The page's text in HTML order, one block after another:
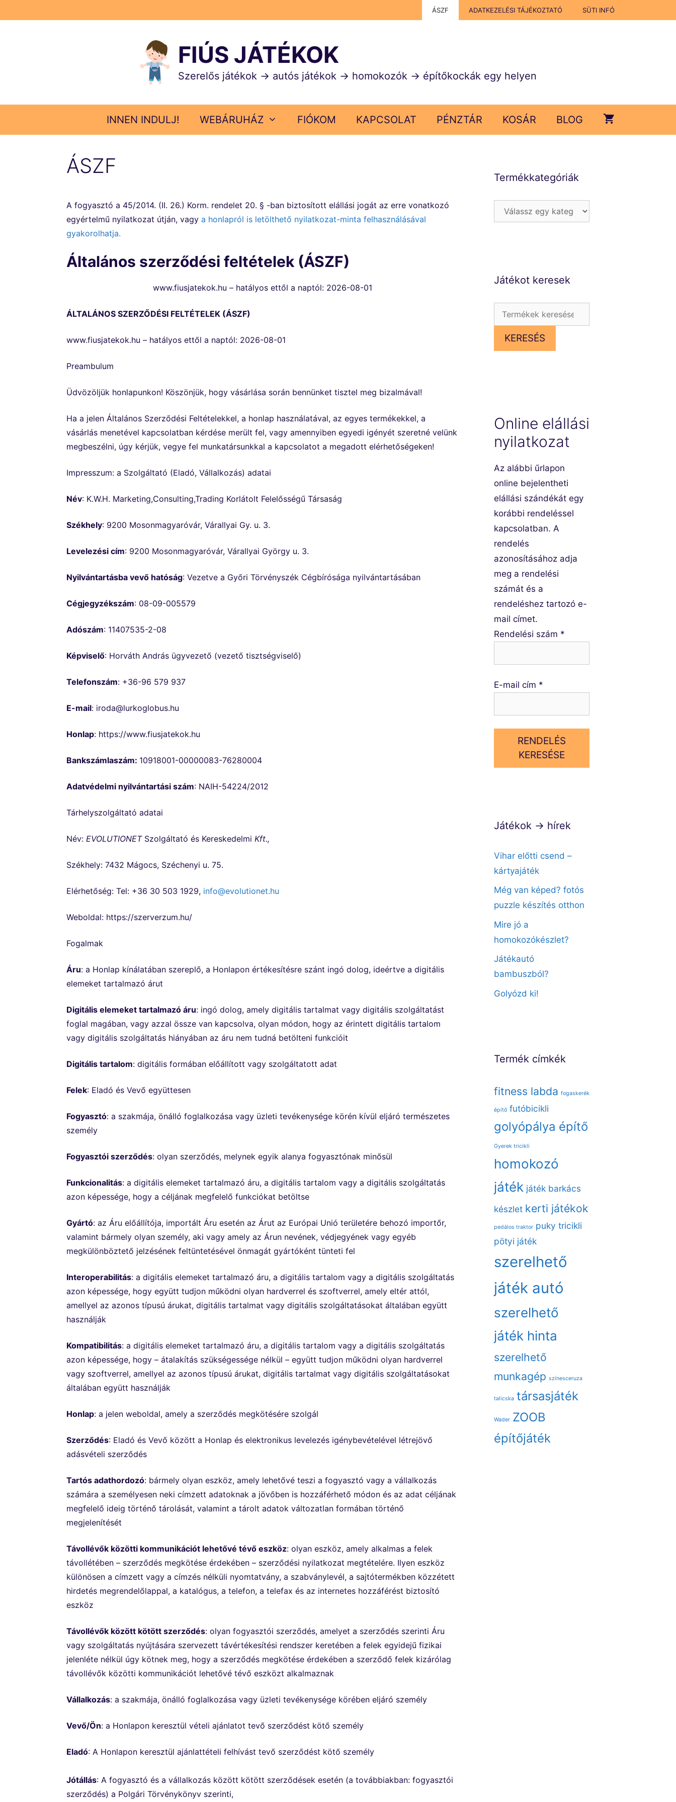
a
ÁSZF ADATKEZELÉSI TÁJÉKOZTATÓ SÜTI INFÓ
FIÚS JÁTÉKOK
Szerelős játékok → autós játékok → homokozók → építőkockák egy helyen
INNEN INDULJ! WEBÁRUHÁZ FIÓKOM KAPCSOLAT PÉNZTÁR KOSÁR BLOG
ÁSZF
A fogyasztó a 45/2014. (II. 26.) Korm. rendelet 20. § -ban biztosított elállási jogát az erre vonatkozó
egyértelmű nyilatkozat útján, vagy a honlapról is letölthető nyilatkozat-minta felhasználásával
gyakorolhatja.
Általános szerződési feltételek (ÁSZF)
www.fiusjatekok.hu – hatályos ettől a naptól: 2026-08-01
ÁLTALÁNOS SZERZŐDÉSI FELTÉTELEK (ÁSZF)
www.fiusjatekok.hu – hatályos ettől a naptól: 2026-08-01
Preambulum
Üdvözöljük honlapunkon! Köszönjük, hogy vásárlása során bennünket tisztel meg bizalmával!
Ha a jelen Általános Szerződési Feltételekkel, a honlap használatával, az egyes termékekkel, a
vásárlás menetével kapcsolatban kérdése merült fel, vagy amennyiben egyedi igényét szeretné velünk
megbeszélni, úgy kérjük, vegye fel munkatársunkkal a kapcsolatot a megadott elérhetőségeken!
Impresszum: a Szolgáltató (Eladó, Vállalkozás) adatai
Név: K.W.H. Marketing,Consulting,Trading Korlátolt Felelősségű Társaság
Székhely: 9200 Mosonmagyaróvár, Várallyai Gy. u. 3.
Levelezési cím: 9200 Mosonmagyaróvár, Várallyai György u. 3.
Nyilvántartásba vevő hatóság: Vezetve a Győri Törvényszék Cégbírósága nyilvántartásában
Cégjegyzékszám: 08-09-005579
Adószám: 11407535-2-08
Képviselő: Horváth András ügyvezető (vezető tisztségviselő)
Telefonszám: +36-96 579 937
E-mail: iroda@lurkoglobus.hu
Honlap: https://www.fiusjatekok.hu
Bankszámlaszám: 10918001-00000083-76280004
Adatvédelmi nyilvántartási szám: NAIH-54224/2012
Tárhelyszolgáltató adatai
Név: EVOLUTIONETSzolgáltató és Kereskedelmi Kft.,
Székhely: 7432 Mágocs, Széchenyi u. 75.
Elérhetőség: Tel: +36 30 503 1929, info@evolutionet.hu
Weboldal: https://szerverzum.hu/
Fogalmak
Áru: a Honlap kínálatában szereplő, a Honlapon értékesítésre szánt ingó dolog, ideértve a digitális
elemeket tartalmazó árut
Digitális elemeket tartalmazó áru: ingó dolog, amely digitális tartalmat vagy digitális szolgáltatást
foglal magában, vagy azzal össze van kapcsolva, olyan módon, hogy az érintett digitális tartalom
vagy digitális szolgáltatás hiányában az áru nem tudná betölteni funkcióit
Digitális tartalom: digitális formában előállított vagy szolgáltatott adat
Felek: Eladó és Vevő együttesen
Fogyasztó: a szakmája, önálló foglalkozása vagy üzleti tevékenysége körén kívül eljáró természetes
személy
Fogyasztói szerződés: olyan szerződés, melynek egyik alanya fogyasztónak minősül
Funkcionalitás: a digitális elemeket tartalmazó áru, a digitális tartalom vagy a digitális szolgáltatás
azon képessége, hogy a céljának megfelelő funkciókat betöltse
Gyártó: az Áru előállítója, importált Áru esetén az Árut az Európai Unió területére behozó importőr,
valamint bármely olyan személy, aki vagy amely az Árun nevének, védjegyének vagy egyéb
megkülönböztető jelzésének feltüntetésével önmagát gyártóként tünteti fel
Interoperabilitás: a digitális elemeket tartalmazó áru, a digitális tartalom vagy a digitális szolgáltatás
azon képessége, hogy együtt tudjon működni olyan hardverrel és szoftverrel, amely eltér attól,
amellyel az azonos típusú árukat, digitális tartalmat vagy digitális szolgáltatásokat általában együtt
használják
Kompatibilitás: a digitális elemeket tartalmazó áru, a digitális tartalom vagy a digitális szolgáltatás
azon képessége, hogy – átalakítás szükségessége nélkül – együtt tudjon működni olyan hardverrel
vagy szoftverrel, amellyel az azonos típusú árukat, digitális tartalmat vagy digitális szolgáltatásokat
általában együtt használják
Honlap: a jelen weboldal, amely a szerződés megkötésére szolgál
Szerződés: Eladó és Vevő között a Honlap és elektronikus levelezés igénybevételével létrejövő
adásvételi szerződés
Tartós adathordozó: bármely olyan eszköz, amely lehetővé teszi a fogyasztó vagy a vállalkozás
számára a személyesen neki címzett adatoknak a jövőben is hozzáférhető módon és az adat céljának
megfelelő ideig történő tárolását, valamint a tárolt adatok változatlan formában történő
megjelenítését
Távollévők közötti kommunikációt lehetővé tévő eszköz: olyan eszköz, amely alkalmas a felek
távollétében – szerződés megkötése érdekében – szerződési nyilatkozat megtételére. Ilyen eszköz
különösen a címzett vagy a címzés nélküli nyomtatvány, a szabványlevél, a sajtótermékben közzétett
hirdetés megrendelőlappal, a katalógus, a telefon, a telefax és az internetes hozzáférést biztosító
eszköz
Távollévők között kötött szerződés: olyan fogyasztói szerződés, amelyet a szerződés szerinti Áru
vagy szolgáltatás nyújtására szervezett távértékesítési rendszer keretében a felek egyidejű fizikai
jelenléte nélkül úgy kötnek meg, hogy a szerződés megkötése érdekében a szerződő felek kizárólag
távollévők közötti kommunikációt lehetővé tévő eszközt alkalmaznak
Vállalkozás: a szakmája, önálló foglalkozása vagy üzleti tevékenysége körében eljáró személy
Vevő/Ön: a Honlapon keresztül vételi ajánlatot tevő szerződést kötő személy
Eladó: A Honlapon keresztül ajánlattételi felhívást tevő szerződést kötő személy
Jótállás: A fogyasztó és a vállalkozás között kötött szerződések esetén (a továbbiakban: fogyasztói
szerződés) a Polgári Törvénykönyv szerinti,
Termékkategóriák
Játékot keresek
Keresés
a
következőre:
KERESÉS
Online elállási
nyilatkozat
Az alábbi űrlapon
online bejelentheti
elállási szándékát egy
korábbi rendeléssel
kapcsolatban. A
rendelés
azonosításához adja
meg a rendelési
számát és a
rendeléshez tartozó e-
mail címet.
Rendelési szám *
E-mail cím *
RENDELÉS
KERESÉSE
Játékok → hírek
Vihar előtti csend –
kártyajáték
Még van képed? fotós
puzzle készítés otthon
Mire jó a
homokozókészlet?
Játékautó
bambuszból?
Golyózd ki!
Termék címkék
fitness labda fogaskerék
építő futóbicikli
golyópálya építő
Gyerek tricikli
homokozó
játék játék barkács
készlet kerti játékok
pedálos traktor puky tricikli
pötyi játék
szerelhető
játék autó
szerelhető
játék hinta
szerelhető
munkagép színesceruza
talicska társasjáték
Wader ZOOB
építőjáték